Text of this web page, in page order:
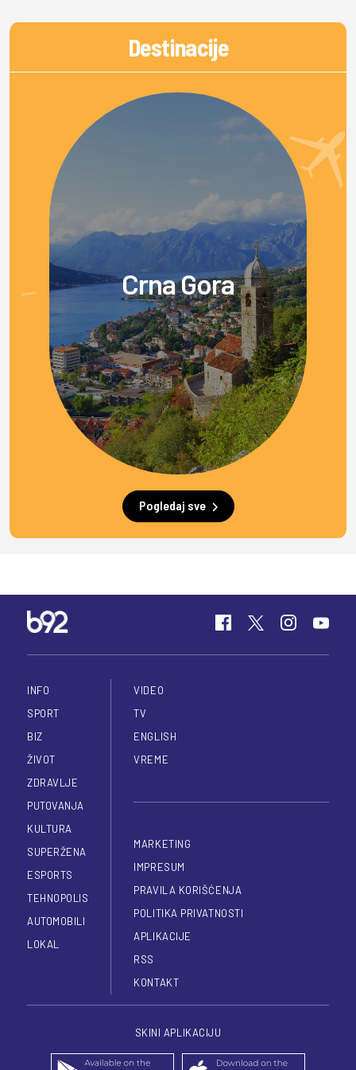
Destinacije
Crna Gora
Pogledaj sve
INFO
SPORT
BIZ
ŽIVOT
ZDRAVLJE
PUTOVANJA
KULTURA
SUPERŽENA
ESPORTS
TEHNOPOLIS
AUTOMOBILI
LOKAL
VIDEO
TV
ENGLISH
VREME
MARKETING
IMPRESUM
PRAVILA KORIŠĆENJA
POLITIKA PRIVATNOSTI
APLIKACIJE
RSS
KONTAKT
SKINI APLIKACIJU